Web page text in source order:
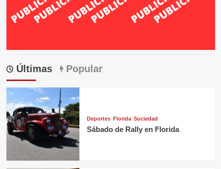
Últimas Popular
Deportes Florida Sociedad
Sábado de Rally en Florida